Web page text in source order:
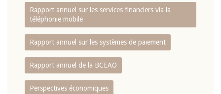
Rapport annuel sur les services financiers via la
téléphonie mobile
Rapport annuel sur les systèmes de paiement
Rapport annuel de la BCEAO
Perspectives économiques